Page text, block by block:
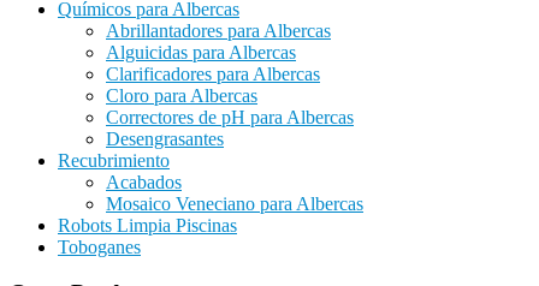
Químicos para Albercas
Abrillantadores para Albercas
Alguicidas para Albercas
Clarificadores para Albercas
Cloro para Albercas
Correctores de pH para Albercas
Desengrasantes
Recubrimiento
Acabados
Mosaico Veneciano para Albercas
Robots Limpia Piscinas
Toboganes